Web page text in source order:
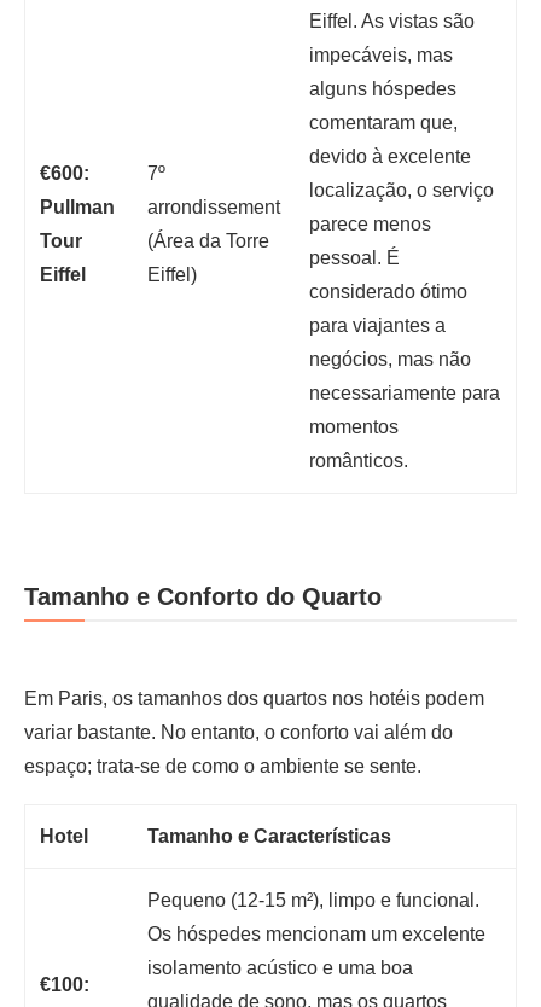
€600:
Pullman
Tour
Eiffel
7º
arrondissement
(Área da Torre
Eiffel)
Eiffel. As vistas são
impecáveis, mas
alguns hóspedes
comentaram que,
devido à excelente
localização, o serviço
parece menos
pessoal. É
considerado ótimo
para viajantes a
negócios, mas não
necessariamente para
momentos
românticos.
Tamanho e Conforto do Quarto
Em Paris, os tamanhos dos quartos nos hotéis podem
variar bastante. No entanto, o conforto vai além do
espaço; trata-se de como o ambiente se sente.
Hotel Tamanho e Características
€100:
Pequeno (12-15 m²), limpo e funcional.
Os hóspedes mencionam um excelente
isolamento acústico e uma boa
qualidade de sono, mas os quartos